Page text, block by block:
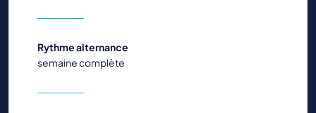
Rythme alternance
semaine complète